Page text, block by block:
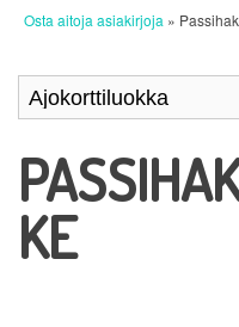
Osta aitoja asiakirjoja »
KE